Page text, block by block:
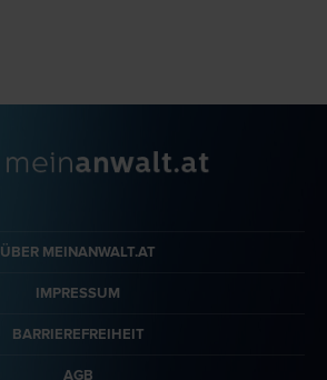
ÜBER MEINANWALT.AT
IMPRESSUM
BARRIEREFREIHEIT
AGB